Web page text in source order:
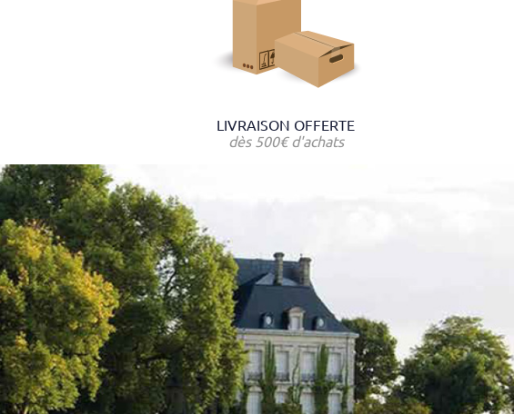
LIVRAISON OFFERTE
dès 500€ d'achats